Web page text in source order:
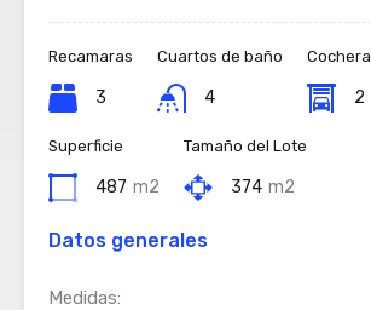
Recamaras
3
Cuartos de baño
4
Cochera
2
Superficie
487 m2
Tamaño del Lote
374 m2
Datos generales
Medidas: